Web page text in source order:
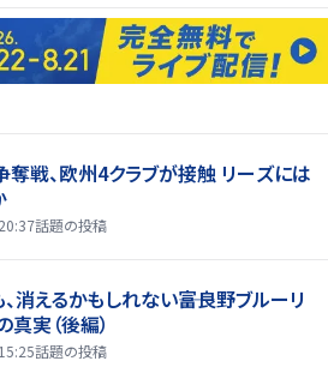
戦、欧州4クラブが接触 リーズには
話題の投稿
消えるかもしれない――富良野ブルーリ
真実（後編）
話題の投稿